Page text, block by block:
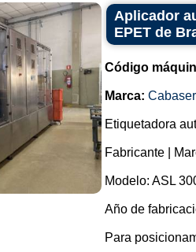
Aplicador
EPET de
Código
Marca:
Etiquetadora
Fabricante |
Modelo: ASL
Año de
Para